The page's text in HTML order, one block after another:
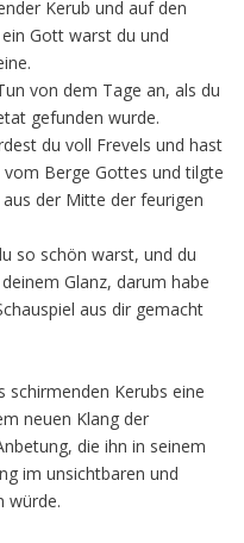
Kerub und auf den
Gott warst du und
von dem Tage an, als du
gefunden wurde.
du voll Frevels und hast
Berge Gottes und tilgte
der Mitte der feurigen
so schön warst, und du
Glanz, darum habe
aus dir gemacht
schirmenden Kerubs eine
neuen Klang der
die ihn in seinem
im unsichtbaren und
würde.